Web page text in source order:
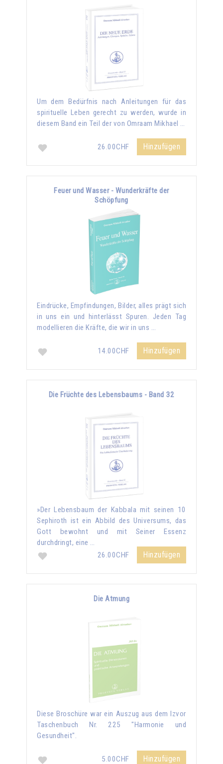
Um dem Bedürfnis nach Anleitungen für das
spirituelle Leben gerecht zu werden, wurde in
diesem Band ein Teil der von Omraam Mikhael …
26.00CHF Hinzufügen
Feuer und Wasser - Wunderkräfte der
Schöpfung
Eindrücke, Empfindungen, Bilder, alles prägt sich
in uns ein und hinterlässt Spuren. Jeden Tag
modellieren die Kräfte, die wir in uns …
14.00CHF Hinzufügen
Die Früchte des Lebensbaums - Band 32
»Der Lebensbaum der Kabbala mit seinen 10
Sephiroth ist ein Abbild des Universums, das
Gott bewohnt und mit Seiner Essenz
durchdringt, eine …
26.00CHF
Hinzufügen
Die Atmung
Diese Broschüre war ein Auszug aus dem Izvor
Taschenbuch Nr. 225 "Harmonie und
Gesundheit".
5.00CHF Hinzufügen